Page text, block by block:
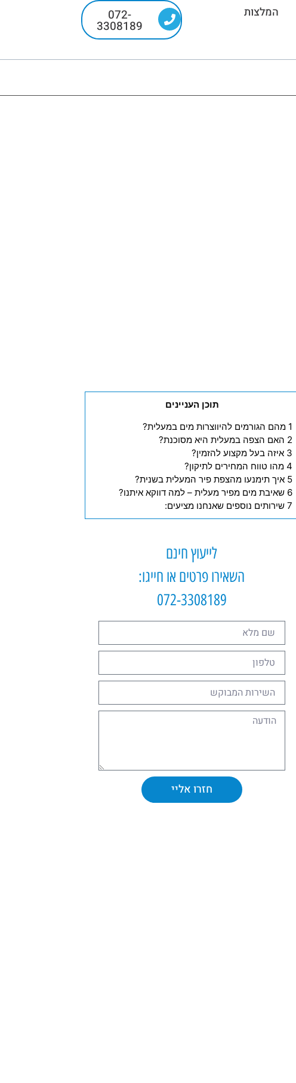
המלצות
072-
3308189
תוכן העניינים
1 מהם הגורמים להיווצרות מים במעלית?
2 האם הצפה במעלית היא מסוכנת?
3 איזה בעל מקצוע להזמין?
4 מהו טווח המחירים לתיקון?
5 איך תימנעו מהצפת פיר המעלית בשנית?
6 שאיבת מים מפיר מעלית – למה דווקא איתנו?
7 שירותים נוספים שאנחנו מציעים:
לייעוץ חינם
השאירו פרטים או חייגו:
072-3308189
חזרו אליי